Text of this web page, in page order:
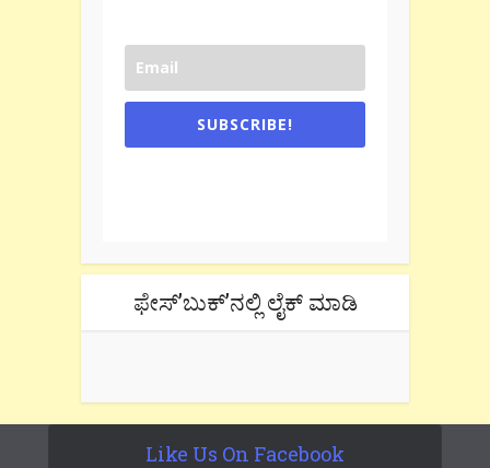
SUBSCRIBE!
ಫೇಸ್’ಬುಕ್’ನಲ್ಲಿ ಲೈಕ್ ಮಾಡಿ
Like Us On Facebook